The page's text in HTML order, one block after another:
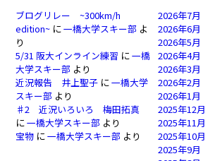
ブログリレー ~300km/h
edition~ に一橋大学スキー部 よ
り
5/31 阪大インライン練習 に一橋
大学スキー部 より
近況報告 井上聖子 に一橋大学
スキー部 より
♯2 近況いろいろ 梅田拓真
に一橋大学スキー部 より
宝物 に一橋大学スキー部 より
2026年7月
2026年6月
2026年5月
2026年4月
2026年3月
2026年2月
2026年1月
2025年12月
2025年11月
2025年10月
2025年9月